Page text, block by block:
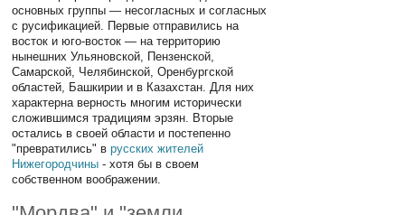
основных группы — несогласных и согласных
с русификацией. Первые отправились на
восток и юго-восток — на территорию
нынешних Ульяновской, Пензенской,
Самарской, Челябинской, Оренбургской
областей, Башкирии и в Казахстан. Для них
характерна верность многим исторически
сложившимся традициям эрзян. Вторые
остались в своей области и постепенно
"превратились" врусских жителей
Нижегородчины - хотя бы в своем
собственном воображении.